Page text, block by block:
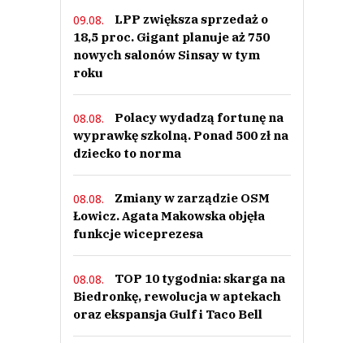
09.08.
LPP zwiększa sprzedaż o
18,5 proc. Gigant planuje aż 750
nowych salonów Sinsay w tym
roku
08.08.
Polacy wydadzą fortunę na
wyprawkę szkolną. Ponad 500 zł na
dziecko to norma
08.08.
Zmiany w zarządzie OSM
Łowicz. Agata Makowska objęła
funkcje wiceprezesa
08.08.
TOP 10 tygodnia: skarga na
Biedronkę, rewolucja w aptekach
oraz ekspansja Gulf i Taco Bell